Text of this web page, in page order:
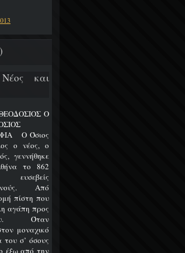
και
Ο
ΟΣΙΟΣ
Ο Όσιος
ο νέος, ο
γεννήθηκε
το 862
Από
πίστη που
αγάπη προς
του. Όταν
μοναχικό
του σ’ όσους
έξω από την